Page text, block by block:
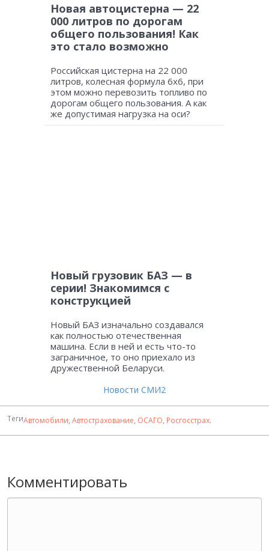
Новая автоцистерна — 22
000 литров по дорогам
общего пользования! Как
это стало возможно
Российская цистерна на 22 000
литров, колесная формула 6х6, при
этом можно перевозить топливо по
дорогам общего пользования. А как
же допустимая нагрузка на оси?
Новый грузовик БАЗ — в
серии! Знакомимся с
конструкцией
Новый БАЗ изначально создавался
как полностью отечественная
машина. Если в ней и есть что-то
заграничное, то оно приехало из
дружественной Беларуси.
Новости СМИ2
ТегиАвтомобили, Автострахование, ОСАГО, Росгосстрах.
Комментировать